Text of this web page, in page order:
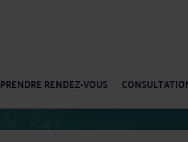
PRENDRE RENDEZ-VOUS